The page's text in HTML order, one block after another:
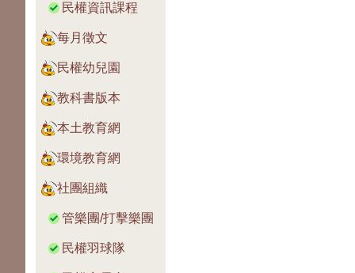
民權資訊課程
每月徵文
民權幼兒園
教科書版本
本土教育網
環境教育網
社團組織
管樂團/打擊樂團
民權羽球隊